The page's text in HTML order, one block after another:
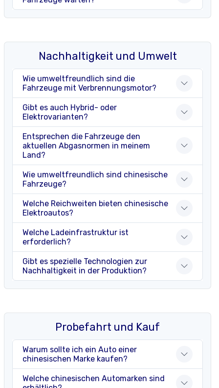
Nachhaltigkeit und Umwelt
Wie umweltfreundlich sind die
Fahrzeuge mit Verbrennungsmotor?
Gibt es auch Hybrid- oder
Elektrovarianten?
Entsprechen die Fahrzeuge den
aktuellen Abgasnormen in meinem
Land?
Wie umweltfreundlich sind chinesische
Fahrzeuge?
Welche Reichweiten bieten chinesische
Elektroautos?
Welche Ladeinfrastruktur ist
erforderlich?
Gibt es spezielle Technologien zur
Nachhaltigkeit in der Produktion?
Probefahrt und Kauf
Warum sollte ich ein Auto einer
chinesischen Marke kaufen?
Welche chinesischen Automarken sind